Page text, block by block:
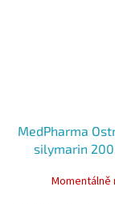
MedPharma
silymarin